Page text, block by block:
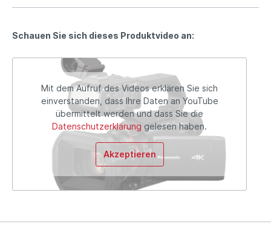
Schauen Sie sich dieses Produktvideo an:
Mit dem Aufruf des Videos erklären Sie sich
einverstanden, dass Ihre Daten an YouTube
übermittelt werden und dass Sie die
Datenschutzerklärung gelesen haben.
Akzeptieren